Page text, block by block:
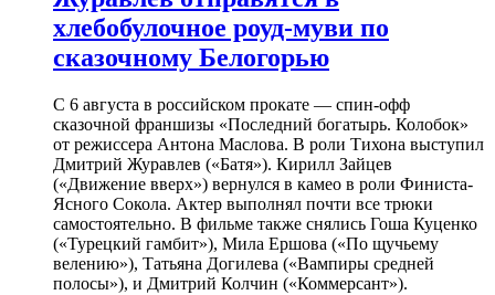
хлебобулочное роуд-муви по
сказочному Белогорью
С 6 августа в российском прокате — спин-офф
сказочной франшизы «Последний богатырь. Колобок»
от режиссера Антона Маслова. В роли Тихона выступил
Дмитрий Журавлев («Батя»). Кирилл Зайцев
(«Движение вверх») вернулся в камео в роли Финиста-
Ясного Сокола. Актер выполнял почти все трюки
самостоятельно. В фильме также снялись Гоша Куценко
(«Турецкий гамбит»), Мила Ершова («По щучьему
велению»), Татьяна Догилева («Вампиры средней
полосы»), и Дмитрий Колчин («Коммерсант»).